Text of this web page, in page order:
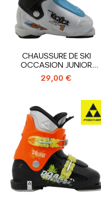
CHAUSSURE DE SKI
OCCASION JUNIOR
TECNICA JT 1_1 CROCHET
29,00 €